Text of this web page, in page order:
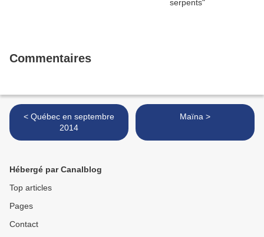
Commentaires
< Québec en septembre
2014
Maïna >
Hébergé par Canalblog
Top articles
Pages
Contact